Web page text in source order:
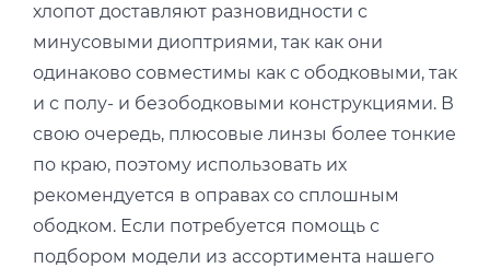
хлопот доставляют разновидности с
минусовыми диоптриями, так как они
одинаково совместимы как с ободковыми, так
и с полу- и безободковыми конструкциями. В
свою очередь, плюсовые линзы более тонкие
по краю, поэтому использовать их
рекомендуется в оправах со сплошным
ободком. Если потребуется помощь с
подбором модели из ассортимента нашего